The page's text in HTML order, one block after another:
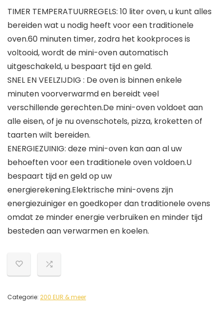
TIMER TEMPERATUURREGELS: 10 liter oven, u kunt alles
bereiden wat u nodig heeft voor een traditionele
oven.60 minuten timer, zodra het kookproces is
voltooid, wordt de mini-oven automatisch
uitgeschakeld, u bespaart tijd en geld.
SNEL EN VEELZIJDIG : De oven is binnen enkele
minuten voorverwarmd en bereidt veel
verschillende gerechten.De mini-oven voldoet aan
alle eisen, of je nu ovenschotels, pizza, kroketten of
taarten wilt bereiden.
ENERGIEZUINIG: deze mini-oven kan aan al uw
behoeften voor een traditionele oven voldoen.U
bespaart tijd en geld op uw
energierekening.Elektrische mini-ovens zijn
energiezuiniger en goedkoper dan traditionele ovens
omdat ze minder energie verbruiken en minder tijd
besteden aan verwarmen en koelen.
Categorie: 200 EUR & meer